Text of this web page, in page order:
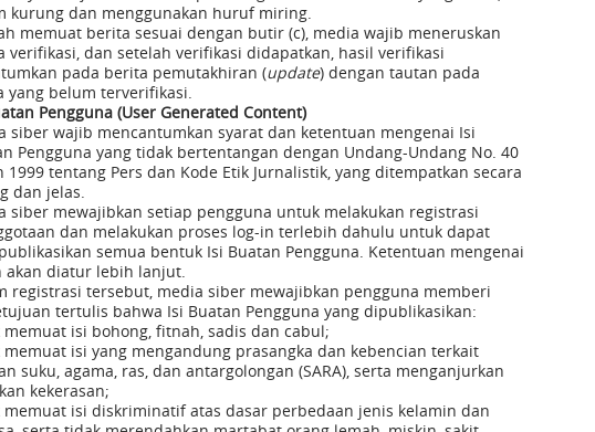
kurung dan menggunakan huruf miring.
memuat berita sesuai dengan butir (c), media wajib meneruskan
verifikasi, dan setelah verifikasi didapatkan, hasil verifikasi
pada berita pemutakhiran (update) dengan tautan pada
yang belum terverifikasi.
Pengguna (User Generated Content)
siber wajib mencantumkan syarat dan ketentuan mengenai Isi
Pengguna yang tidak bertentangan dengan Undang-Undang No. 40
1999 tentang Pers dan Kode Etik Jurnalistik, yang ditempatkan secara
dan jelas.
siber mewajibkan setiap pengguna untuk melakukan registrasi
dan melakukan proses log-in terlebih dahulu untuk dapat
semua bentuk Isi Buatan Pengguna. Ketentuan mengenai
akan diatur lebih lanjut.
registrasi tersebut, media siber mewajibkan pengguna memberi
tertulis bahwa Isi Buatan Pengguna yang dipublikasikan:
memuat isi bohong, fitnah, sadis dan cabul;
memuat isi yang mengandung prasangka dan kebencian terkait
suku, agama, ras, dan antargolongan (SARA), serta menganjurkan
kekerasan;
memuat isi diskriminatif atas dasar perbedaan jenis kelamin dan